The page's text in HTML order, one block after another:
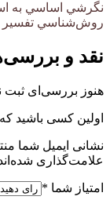
نگرشي اساسي به
روش‌شناسي تفسير
نقد و
هنوز بررسی‌ای
اولین کسی باشید
نشانی ایمیل شما
علامت‌گذاری
امتیاز شما *